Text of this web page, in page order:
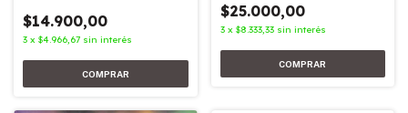
$14.900,00
3 x $4.966,67 sin interés
$25.000,00
3 x $8.333,33 sin interés